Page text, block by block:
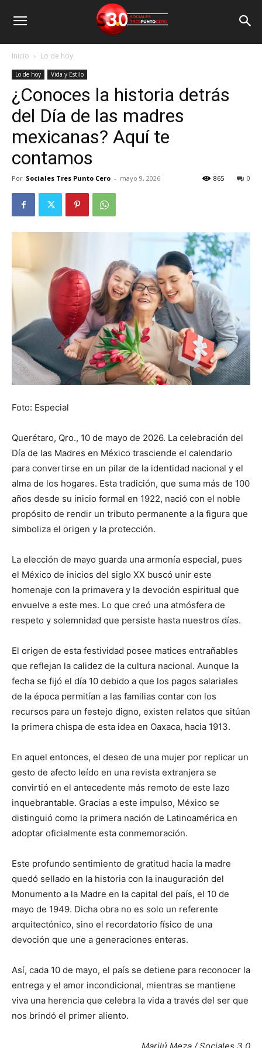
Inicio Lo de hoy
Lo de hoy Vida y Estilo
¿Conoces la historia detrás
del Día de las madres
mexicanas? Aquí te
contamos
Por Sociales Tres Punto Cero - mayo 9, 2026 0
865
Foto: Especial
Querétaro, Qro., 10 de mayo de 2026. La celebración del
Día de las Madres en México trasciende el calendario
para convertirse en un pilar de la identidad nacional y el
alma de los hogares. Esta tradición, que suma más de 100
años desde su inicio formal en 1922, nació con el noble
propósito de rendir un tributo permanente a la figura que
simboliza el origen y la protección.
La elección de mayo guarda una armonía especial, pues
el México de inicios del siglo XX buscó unir este
homenaje con la primavera y la devoción espiritual que
envuelve a este mes. Lo que creó una atmósfera de
respeto y solemnidad que persiste hasta nuestros días.
El origen de esta festividad posee matices entrañables
que reflejan la calidez de la cultura nacional. Aunque la
fecha se fijó el día 10 debido a que los pagos salariales
de la época permitían a las familias contar con los
recursos para un festejo digno, existen relatos que sitúan
la primera chispa de esta idea en Oaxaca, hacia 1913.
En aquel entonces, el deseo de una mujer por replicar un
gesto de afecto leído en una revista extranjera se
convirtió en el antecedente más remoto de este lazo
inquebrantable. Gracias a este impulso, México se
distinguió como la primera nación de Latinoamérica en
adoptar oficialmente esta conmemoración.
Este profundo sentimiento de gratitud hacia la madre
quedó sellado en la historia con la inauguración del
Monumento a la Madre en la capital del país, el 10 de
mayo de 1949. Dicha obra no es solo un referente
arquitectónico, sino el recordatorio físico de una
devoción que une a generaciones enteras.
Así, cada 10 de mayo, el país se detiene para reconocer la
entrega y el amor incondicional, mientras se mantiene
viva una herencia que celebra la vida a través del ser que
nos brindó el primer aliento.